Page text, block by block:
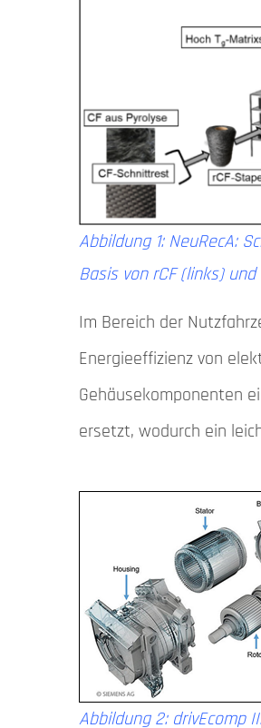
Abbildung 1: NeuRecA:
Basis von rCF (links)
Im Bereich der
Energieeffizienz von
Gehäusekomponenten
ersetzt, wodurch ein
Abbildung 2: drivEcomp